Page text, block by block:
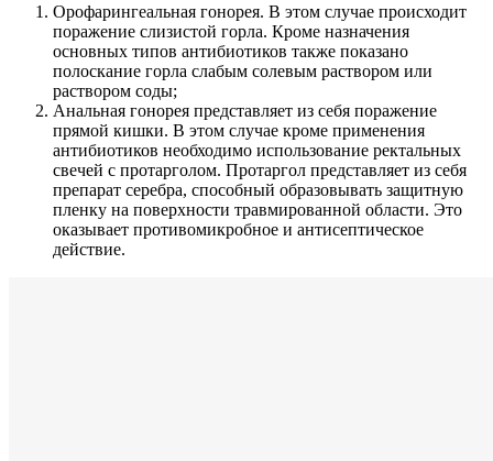
Орофарингеальная гонорея. В этом случае происходит
поражение слизистой горла. Кроме назначения
основных типов антибиотиков также показано
полоскание горла слабым солевым раствором или
раствором соды;
Анальная гонорея представляет из себя поражение
прямой кишки. В этом случае кроме применения
антибиотиков необходимо использование ректальных
свечей с протарголом. Протаргол представляет из себя
препарат серебра, способный образовывать защитную
пленку на поверхности травмированной области. Это
оказывает противомикробное и антисептическое
действие.